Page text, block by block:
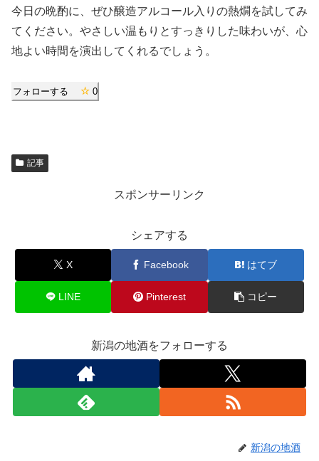
今日の晩酌に、ぜひ醸造アルコール入りの熱燗を試してみ
てください。やさしい温もりとすっきりした味わいが、心
地よい時間を演出してくれるでしょう。
フォローする 0
記事
スポンサーリンク
シェアする
X Facebook はてブ
LINE Pinterest コピー
新潟の地酒をフォローする
新潟の地酒